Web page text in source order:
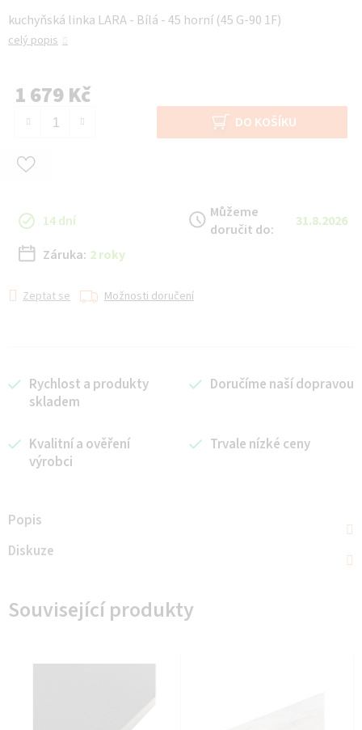
kuchyňská linka LARA - Bílá - 45 horní (45 G-90 1F)
celý popis
1 679 Kč
DO KOŠÍKU
14 dní
Můžeme
doručit do:
31.8.2026
Záruka: 2 roky
Zeptat se Možnosti doručení
Rychlost a produkty
skladem
Doručíme naší dopravou
Kvalitní a ověření
výrobci
Trvale nízké ceny
Popis
Diskuze
Související produkty